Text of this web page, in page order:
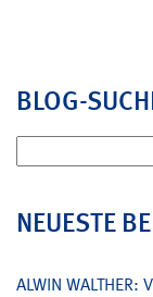
BLOG-
nach:
NEUESTE
ALWIN WALTHER: